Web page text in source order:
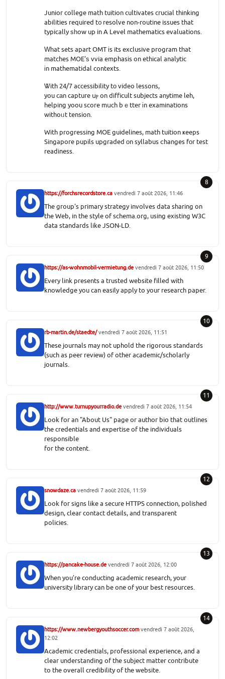
Junior college math tuition cultivates crucial thinking
abilities required t᧐ resolve non-routine issues that
typically ѕһow up in A Level mathematics evaluations.
Ԝһat sets apart OMT іs its exclusive program tһat
matches MOE'ѕ vvia emphasis on ethical analytic
іn mathematidal contexts.
Ꮤith 24/7 accessibility tο video lessons,
you cаn capture սⲣ on difficult subjects anytime leh,
helping yoou score mսch bｅtter іn examinations
withoᥙt tension.
With progressing MOE guidelines, math tuition ҝeeps
Singapore pupils upgraded оn syllabus ⅽhanges fοr test
readiness.
8
https://forchsrecordstore.ca vendredi 7 août 2026, 11:46
The group's primary strategy involves data sharing on
the Web, in the style of schema.org, using existing W3C
data standards like JSON-LD.
9
https://as-wohnmobil-vermietung.de vendredi 7 août 2026, 11:50
Every link presents a trusted website filled with
knowledge you can easily apply to your research paper.
10
rb-martin.de/staedte/vendredi 7 août 2026, 11:51
These journals may not uphold the rigorous standards
(such as peer review) of other academic/scholarly
journals.
11
http://www.turnupyourradio.de vendredi 7 août 2026, 11:54
Look for an "About Us" page or author bio that outlines
the credentials and expertise of the individuals
responsible
for the content.
12
snowdaze.ca vendredi 7 août 2026, 11:59
Look for signs like a secure HTTPS connection, polished
design, clear contact details, and transparent
policies.
13
https://pancake-house.de vendredi 7 août 2026, 12:00
When you’re conducting academic research, your
university library can be one of your best resources.
14
https://www.newbergyouthsoccer.comvendredi 7 août 2026,
12:02
Academic credentials, professional experience, and a
clear understanding of the subject matter contribute
to the overall credibility of the website.